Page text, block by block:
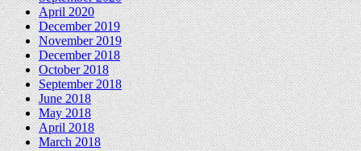
April 2020
December 2019
November 2019
December 2018
October 2018
September 2018
June 2018
May 2018
April 2018
March 2018